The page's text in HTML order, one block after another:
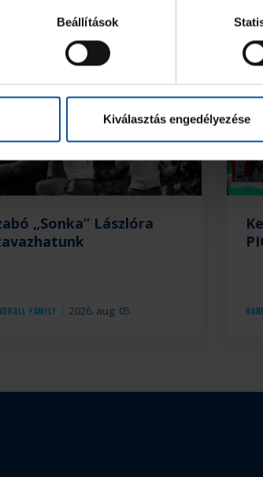
Beállítások
Kiválasztás engedélyezése
Family 2026. aug. 05.
„Sonka” Lászlóra